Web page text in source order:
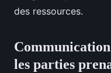
des ressources.
les parties